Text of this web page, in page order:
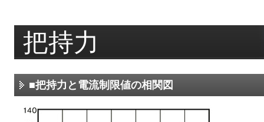
把持力
■把持力と電流制限値の相関図